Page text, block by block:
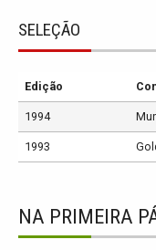
SELEÇÃO
Edição
1994
1993
NA PRIMEIRA